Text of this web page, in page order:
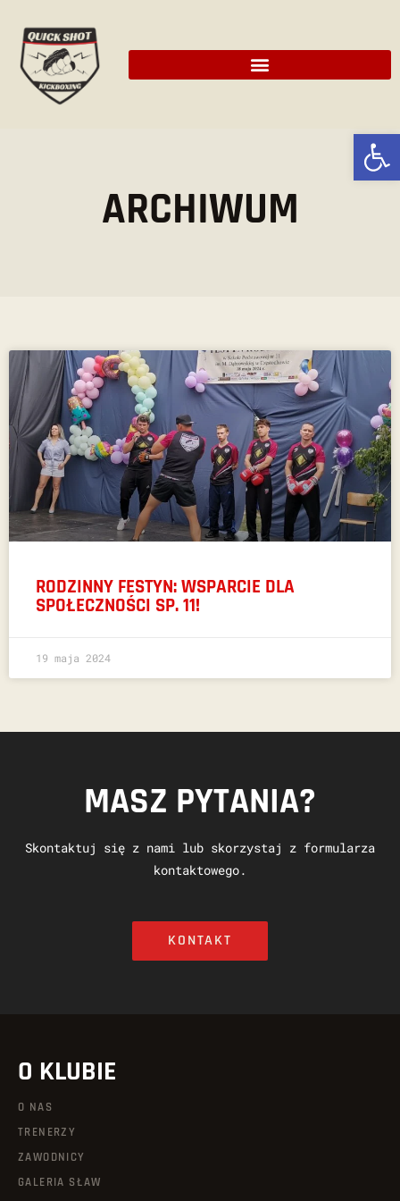
ARCHIWUM
RODZINNY FESTYN: WSPARCIE DLA
SPOŁECZNOŚCI SP. 11!
19 maja 2024
MASZ PYTANIA?
Skontaktuj się z nami lub skorzystaj z formularza
kontaktowego.
KONTAKT
O KLUBIE
O NAS
TRENERZY
ZAWODNICY
GALERIA SŁAW